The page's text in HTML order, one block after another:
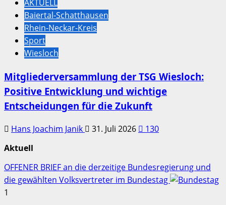
AKTUELL
Baiertal-Schatthausen
Rhein-Neckar-Kreis
Sport
Wiesloch
Mitgliederversammlung der TSG Wiesloch:
Positive Entwicklung und wichtige
Entscheidungen für die Zukunft
Hans Joachim Janik 31. Juli 2026
130
Aktuell
OFFENER BRIEF an die derzeitige Bundesregierung und
die gewählten Volksvertreter im Bundestag
1